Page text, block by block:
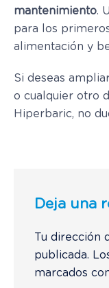
mantenimiento.
para los
alimentación y
Si deseas
o cualquier otro
Hiperbaric, no
Deja una
Tu dirección
publicada.
marcados